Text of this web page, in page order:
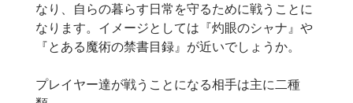
なり、自らの暮らす日常を守るために戦うことに
なります。イメージとしては『灼眼のシャナ』や
『とある魔術の禁書目録』が近いでしょうか。
プレイヤー達が戦うことになる相手は主に二種